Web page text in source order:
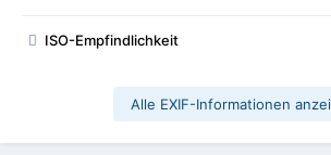
ISO-Empfindlichkeit
Alle EXIF-Informationen